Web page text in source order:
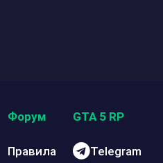
Форум
Правила
GTA 5 RP
Telegram